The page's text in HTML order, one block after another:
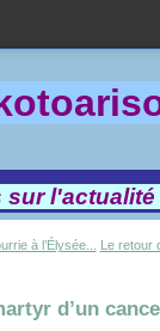
à l’Élysée... Le retour
d’un